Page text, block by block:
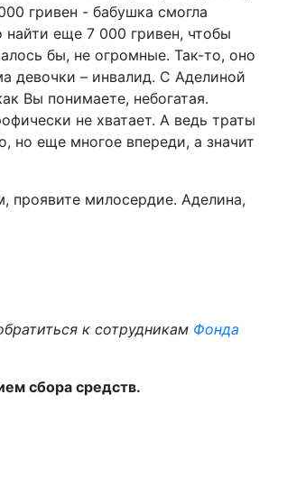
гривен - бабушка смогла
найти еще 7 000 гривен, чтобы
бы, не огромные. Так-то, оно
девочки – инвалид. С Аделиной
Вы понимаете, небогатая.
не хватает. А ведь траты
но еще многое впереди, а значит
милосердие. Аделина,
к сотрудникам Фонда
сбора средств.